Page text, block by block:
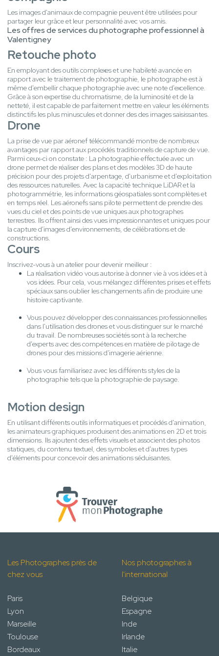
Les images d'animaux de compagnie peuvent être utilisées pour
partager leur grâce et leur personnalité avec vos amis.
Les offres de services du photographe professionnel à
Valentigney
Retouche photo
En employant des outils complexes et une habileté avancée en
rapport avec le traitement de photographie, le photographe est à
même d'embellir chaque photographie avec une note d'excellence.
Grâce à son expertise du chromatisme, de la luminosité et de la
netteté, il est capable de parfaitement mettre en valeur les éléments
distinctifs les plus minuscules et donner des des images saisissantes.
Drone
La prise de vue par aéronef télécommandé montre de nombreux
avantages par rapport aux procédés traditionnels de capture de vue.
Parmi ceux-ci on constate : La photographie effectuée avec un
drone permet de réaliser des plans et des modèles 3D de haute
précision pour des projets d'arpentage, d'urbanisme et d'exploitation
des ressources naturelles. Avec la capacité technique LiDAR et la
photogrammétrie, les informations géospatiales sont complètes et
en temps réel. Les aéronefs sans pilote permettent de prendre des
vues du ciel et des points de vue uniques aux photographes
terrestres. Ils offrent ainsi des vues impressionnantes et uniques pour
la capture d'images d'environnements, de célébrations et de
constructions.
Cours
Inscrivez-vous à un atelier pour devenir meilleur :
La réalisation vidéo vous autorise à donner vie à vos idées et à
vos idées. Pour cela, vous mélangez différentes prises et effets
spéciaux sans oublier les changements afin de produire une
histoire captivante.
Vous pouvez développer des connaissances professionnelles
dans l'utilisation des drones et vous distinguer sur le marché
du travail. De nombreuses sociétés sont à la recherche
d'experts avec des compétences en matière de pilotage de
drones pour des missions d'imagerie aérienne.
Vous vous familiarisez avec les différents styles de la
photographie tels que la photographie de paysage.
Motion design
En utilisant différents outils informatiques et procédés d'animation,
les animateurs graphiques produisent des animations en 2D et trois
dimensions. Ils ajoutent des effets visuels et associent des photos
statiques, du contenu textuel, des symboles et d'autres types
d'éléments pour concevoir des animations séduisantes.
Les Photographes près de
chez vous
Paris
Lyon
Marseille
Toulouse
Bordeaux
Nos photographes à
l'international
Belgique
Espagne
Inde
Irlande
Italie